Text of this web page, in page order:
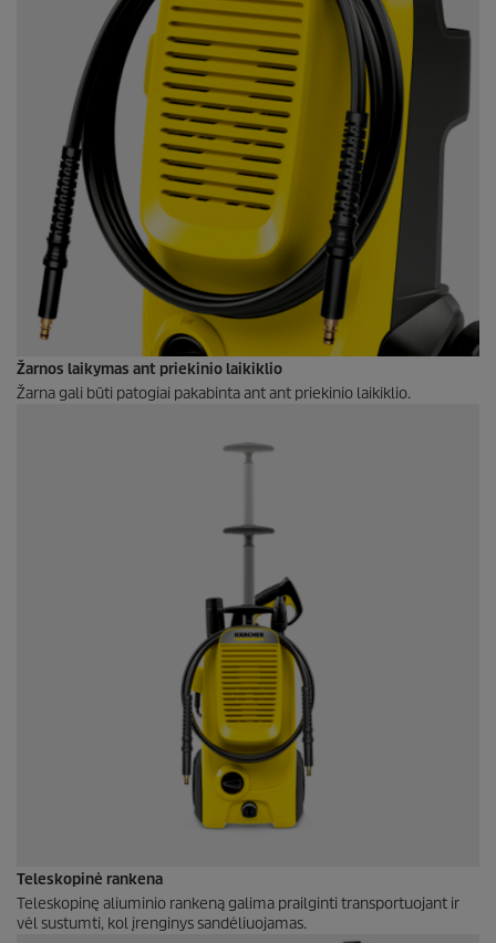
Žarnos laikymas ant priekinio laikiklio
Žarna gali būti patogiai pakabinta ant ant priekinio laikiklio.
Teleskopinė rankena
Teleskopinę aliuminio rankeną galima prailginti transportuojant ir
vėl sustumti, kol įrenginys sandėliuojamas.